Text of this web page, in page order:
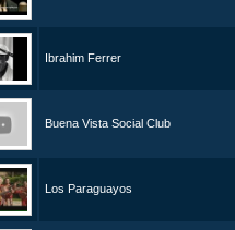
Ibrahim Ferrer
Buena Vista Social Club
Los Paraguayos